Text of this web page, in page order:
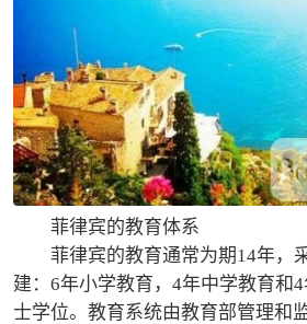
菲律宾的教育体系
菲律宾的教育通常为期14年，采
建：6年小学教育，4年中学教育和
士学位。教育系统由教育部管理和